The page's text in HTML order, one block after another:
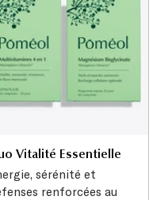
Vitalité Essentielle
sérénité et
renforcées au